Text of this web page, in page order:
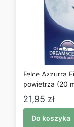
Felce Azzurra
powietrza (20
Cena
21,95 zł
Do koszyka